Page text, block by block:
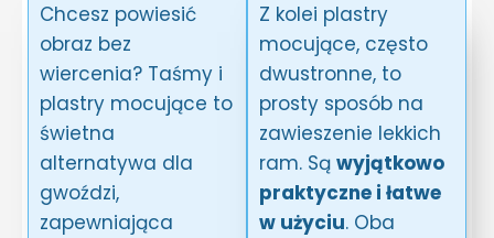
Chcesz powiesić
obraz bez
wiercenia? Taśmy i
plastry mocujące to
świetna
alternatywa dla
gwoździ,
zapewniająca
Z kolei plastry
mocujące, często
dwustronne, to
prosty sposób na
zawieszenie lekkich
ram. Są wyjątkowo
praktyczne i łatwe
w użyciu. Oba